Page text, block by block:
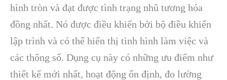
hình tròn và đạt được tình trạng nhũ tương hóa
đồng nhất. Nó được điều khiển bởi bộ điều khiển
lập trình và có thể hiển thị tình hình làm việc và
các thông số. Dụng cụ này có những ưu điểm như
thiết kế mới nhất, hoạt động ổn định, đo lường